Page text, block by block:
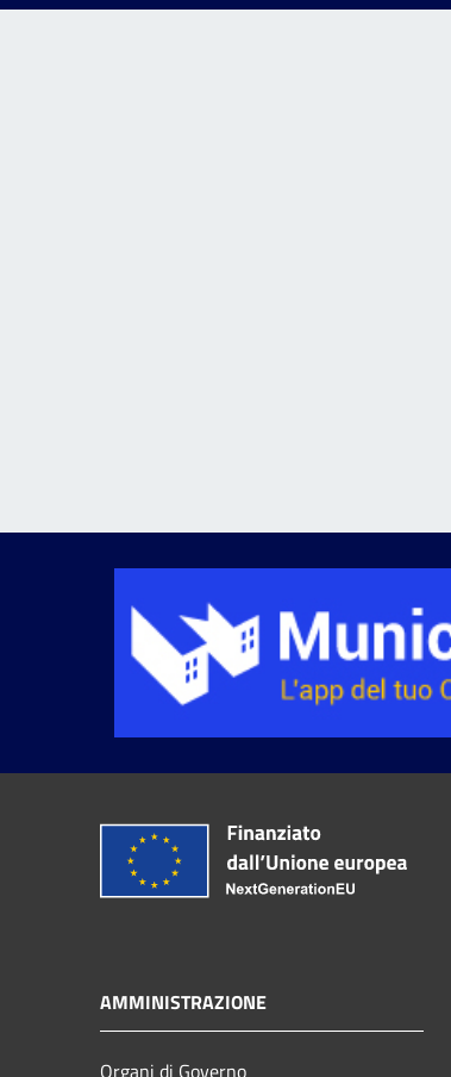
AMMINISTRAZIONE
Organi di Governo